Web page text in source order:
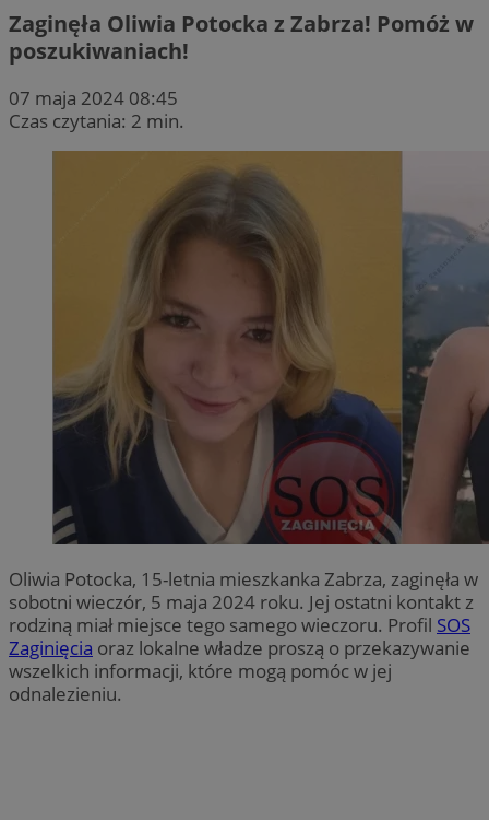
Zaginęła Oliwia Potocka z Zabrza! Pomóż w
poszukiwaniach!
07 maja 2024 08:45
Czas czytania: 2 min.
Oliwia Potocka, 15-letnia mieszkanka Zabrza, zaginęła w
sobotni wieczór, 5 maja 2024 roku. Jej ostatni kontakt z
rodziną miał miejsce tego samego wieczoru. Profil SOS
Zaginięcia oraz lokalne władze proszą o przekazywanie
wszelkich informacji, które mogą pomóc w jej
odnalezieniu.